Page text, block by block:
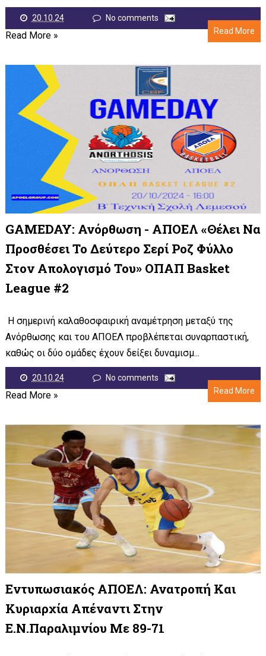
20.10.24
No comments
Read More
Read More »
GAMEDAY: Ανόρθωση - ΑΠΟΕΛ «Θέλει Να
Προσθέσει Το Δεύτερο Σερί Ροζ Φύλλο
Στον Απολογισμό Του» ΟΠΑΠ Basket
League #2
Η σημερινή καλαθοσφαιρική αναμέτρηση μεταξύ της
Ανόρθωσης και του ΑΠΟΕΛ προβλέπεται συναρπαστική,
καθώς οι δύο ομάδες έχουν δείξει δυναμισμ...
20.10.24
No comments
Read More
Read More »
Εντυπωσιακός ΑΠΟΕΛ: Ανατροπή Και
Κυριαρχία Απέναντι Στην
Ε.Ν.Παραλιμνίου Με 89-71